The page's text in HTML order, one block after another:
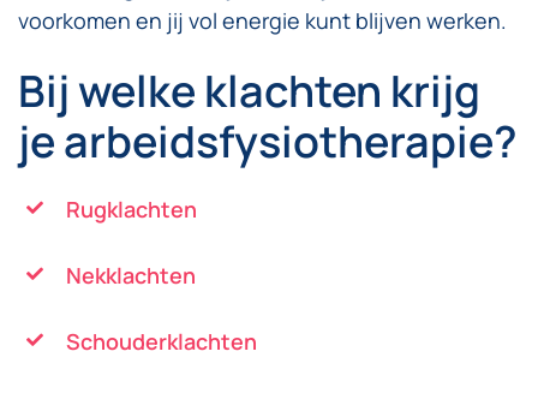
voorkomen en jij vol energie kunt blijven werken.
Bij welke klachten krijg
je arbeidsfysiotherapie?
Rugklachten
Nekklachten
Schouderklachten